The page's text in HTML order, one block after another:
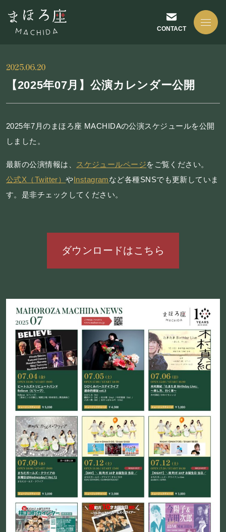
CONTACT
NEWS
お知らせ
ABOUT US
SCHEDULE
スケジュール
RESERVATION
予約・当日の流れ
FOOD&DRINK
フード&ドリンク
PRIVATE
貸切パーティー・ホールレンタル
2025.06.20
【2025年07月】公演カレンダー公開
2025年7月のまほろ座 MACHIDAの公演スケジュールを公開
しました。
最新の公演情報は、 スケジュールページをご覧ください。
公式X（Twitter）やInstagramなど各種SNSでも更新していま
す。是非チェックしてください。
ダウンロードはこちら